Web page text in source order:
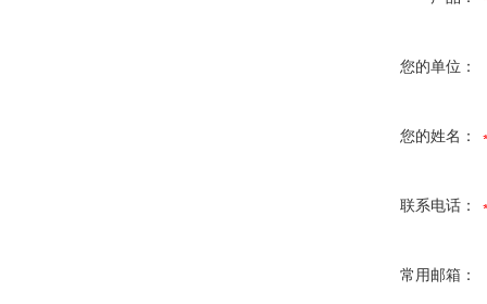
您的单位：
您的姓名：
联系电话：
常用邮箱：